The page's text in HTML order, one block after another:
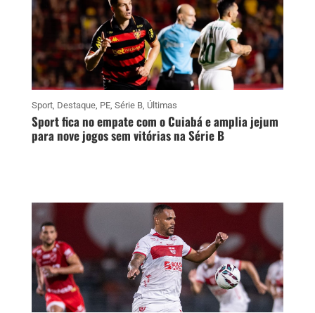
Sport, Destaque, PE, Série B, Últimas
Sport fica no empate com o Cuiabá e amplia jejum
para nove jogos sem vitórias na Série B